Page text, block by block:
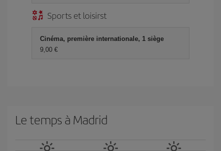
Sports et loisirst
Cinéma, première internationale, 1 siège
9,00 €
Le temps à Madrid